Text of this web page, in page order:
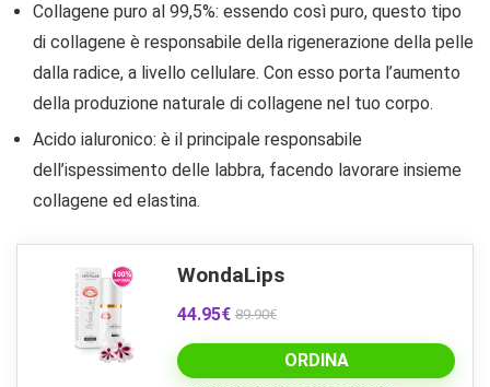
Collagene puro al 99,5%: essendo così puro, questo tipo
di collagene è responsabile della rigenerazione della pelle
dalla radice, a livello cellulare. Con esso porta l’aumento
della produzione naturale di collagene nel tuo corpo.
Acido ialuronico: è il principale responsabile
dell’ispessimento delle labbra, facendo lavorare insieme
collagene ed elastina.
WondaLips
44.95€ 89.90€
ORDINA